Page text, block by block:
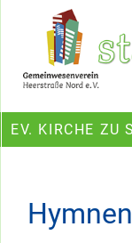
Ein Projekt des
EV. KIRCHE ZU